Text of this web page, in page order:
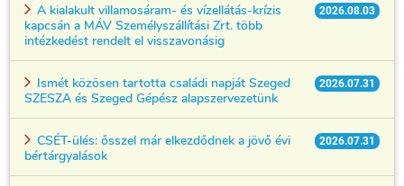
2026.08.03
A kialakult villamosáram- és vízellátás-krízis
kapcsán a MÁV Személyszállítási Zrt. több
intézkedést rendelt el visszavonásig
2026.07.31
Ismét közösen tartotta családi napját Szeged
SZESZA és Szeged Gépész alapszervezetünk
2026.07.31
CSÉT-ülés: ősszel már elkezdődnek a jövő évi
bértárgyalások